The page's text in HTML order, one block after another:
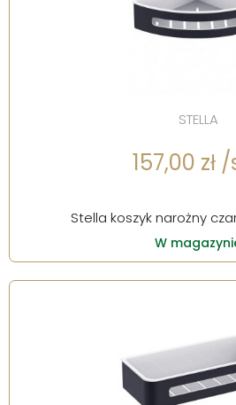
STELLA
157,00 zł
Stella koszyk narożny
W